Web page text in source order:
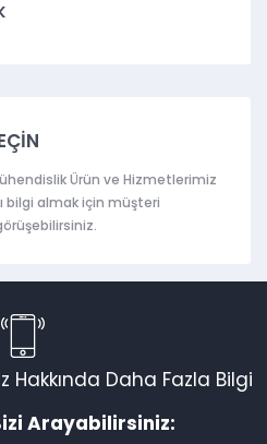
Ürün ve Hizmetlerimiz
bilgi almak için müşteri
Hakkında Daha Fazla Bilgi
Arayabilirsiniz: